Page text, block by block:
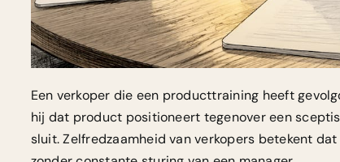
Een verkoper die een producttraining heeft
hij dat product positioneert tegenover een
sluit. Zelfredzaamheid van verkopers betekent